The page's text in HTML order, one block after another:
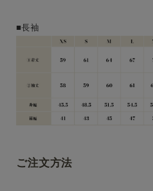
■長袖
ご注文方法